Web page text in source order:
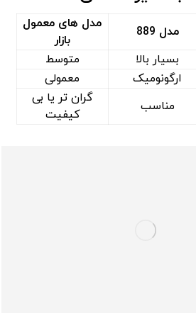
مدل 889
مدل ‌های معمول
بازار
بسیار بالا
متوسط
ارگونومیک
معمولی
مناسب
گران‌ تر یا بی‌
کیفیت